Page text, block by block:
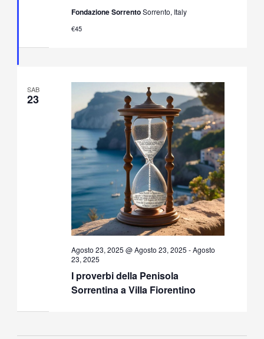
Napoletana
Fondazione SorrentoSorrento, Italy
€45
SAB
23
I proverbi della Penisola
Sorrentina a Villa Fiorentino
Agosto 23, 2025 @ Agosto 23, 2025 -Agosto
23, 2025